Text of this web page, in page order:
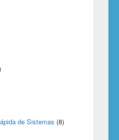
início do nome
de Sistemas (8)